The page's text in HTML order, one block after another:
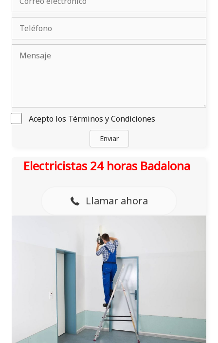
Acepto los Términos y Condiciones
Enviar
Electricistas 24 horas Badalona
Llamar ahora